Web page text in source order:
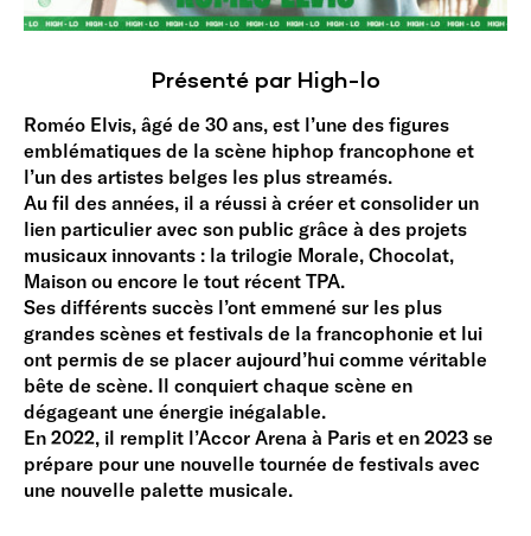
Présenté par High-lo
Roméo Elvis, âgé de 30 ans, est l’une des figures
emblématiques de la scène hiphop francophone et
l’un des artistes belges les plus streamés.
Au fil des années, il a réussi à créer et consolider un
lien particulier avec son public grâce à des projets
musicaux innovants : la trilogie Morale, Chocolat,
Maison ou encore le tout récent TPA.
Ses différents succès l’ont emmené sur les plus
grandes scènes et festivals de la francophonie et lui
ont permis de se placer aujourd’hui comme véritable
bête de scène. Il conquiert chaque scène en
dégageant une énergie inégalable.
En 2022, il remplit l’Accor Arena à Paris et en 2023 se
prépare pour une nouvelle tournée de festivals avec
une nouvelle palette musicale.